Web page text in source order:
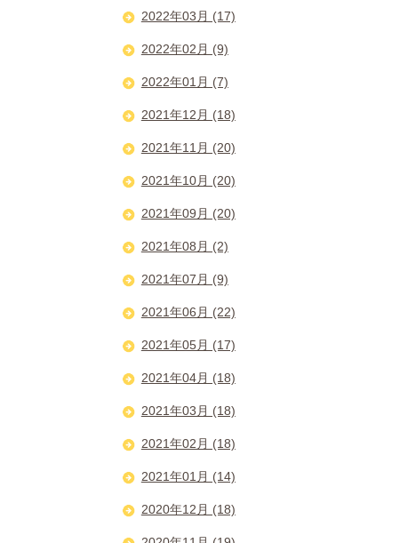
2022年03月 (17)
2022年02月 (9)
2022年01月 (7)
2021年12月 (18)
2021年11月 (20)
2021年10月 (20)
2021年09月 (20)
2021年08月 (2)
2021年07月 (9)
2021年06月 (22)
2021年05月 (17)
2021年04月 (18)
2021年03月 (18)
2021年02月 (18)
2021年01月 (14)
2020年12月 (18)